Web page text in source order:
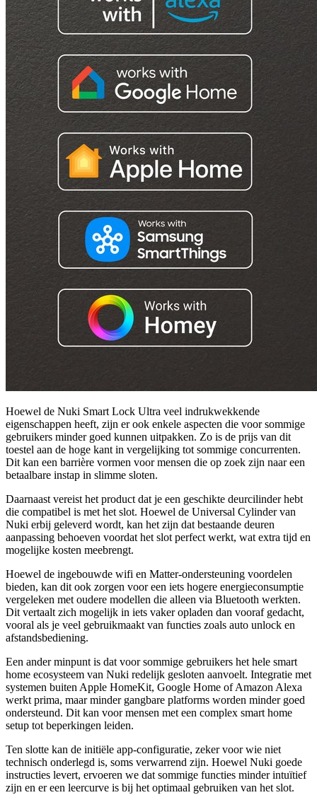
Hoewel de Nuki Smart Lock Ultra veel indrukwekkende
eigenschappen heeft, zijn er ook enkele aspecten die voor sommige
gebruikers minder goed kunnen uitpakken. Zo is de prijs van dit
toestel aan de hoge kant in vergelijking tot sommige concurrenten.
Dit kan een barrière vormen voor mensen die op zoek zijn naar een
betaalbare instap in slimme sloten.
Daarnaast vereist het product dat je een geschikte deurcilinder hebt
die compatibel is met het slot. Hoewel de Universal Cylinder van
Nuki erbij geleverd wordt, kan het zijn dat bestaande deuren
aanpassing behoeven voordat het slot perfect werkt, wat extra tijd en
mogelijke kosten meebrengt.
Hoewel de ingebouwde wifi en Matter-ondersteuning voordelen
bieden, kan dit ook zorgen voor een iets hogere energieconsumptie
vergeleken met oudere modellen die alleen via Bluetooth werkten.
Dit vertaalt zich mogelijk in iets vaker opladen dan vooraf gedacht,
vooral als je veel gebruikmaakt van functies zoals auto unlock en
afstandsbediening.
Een ander minpunt is dat voor sommige gebruikers het hele smart
home ecosysteem van Nuki redelijk gesloten aanvoelt. Integratie met
systemen buiten Apple HomeKit, Google Home of Amazon Alexa
werkt prima, maar minder gangbare platforms worden minder goed
ondersteund. Dit kan voor mensen met een complex smart home
setup tot beperkingen leiden.
Ten slotte kan de initiële app-configuratie, zeker voor wie niet
technisch onderlegd is, soms verwarrend zijn. Hoewel Nuki goede
instructies levert, ervoeren we dat sommige functies minder intuïtief
zijn en er een leercurve is bij het optimaal gebruiken van het slot.